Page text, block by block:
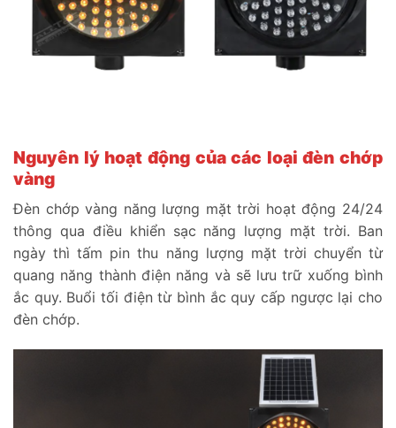
Nguyên lý hoạt động của các loại đèn chớp
vàng
Đèn chớp vàng năng lượng mặt trời hoạt động 24/24
thông qua điều khiển sạc năng lượng mặt trời. Ban
ngày thì tấm pin thu năng lượng mặt trời chuyển từ
quang năng thành điện năng và sẽ lưu trữ xuống bình
ắc quy. Buổi tối điện từ bình ắc quy cấp ngược lại cho
đèn chớp.